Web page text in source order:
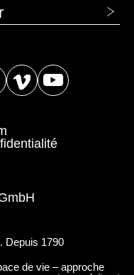
Depuis 1790
de vie – approche